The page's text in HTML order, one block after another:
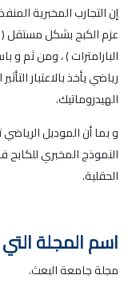
إن التجارب المخبرية
عزم الكبح بشكل مستقل (
البارامترات ) ، ومن ثم و
رياضي يأخذ بالاعتبار
الهيدروماتيك.
و بما أن الموديل
النموذج المخبري
الحقلية.
اسم المجلة
مجلة جامعة البعث.